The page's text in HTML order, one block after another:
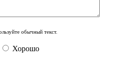
обычный текст.
Хорошо